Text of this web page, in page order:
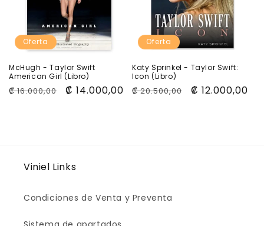
Oferta
McHugh - Taylor Swift
American Girl (Libro)
Precio
₡ 16.000,00
Precio
₡ 14.000,00
Oferta
Katy Sprinkel - Taylor Swift:
Icon (Libro)
Precio
₡ 20.500,00
Precio
₡ 12.000,00
Viniel Links
Condiciones de Venta y Preventa